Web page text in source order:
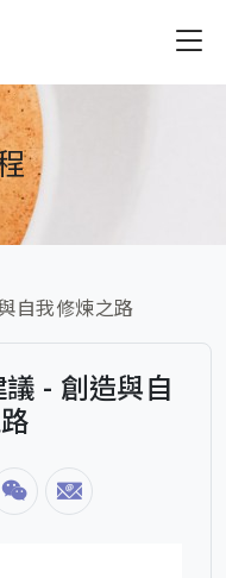
自我修煉之路
- 創造與自